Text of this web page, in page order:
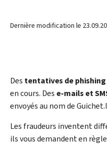
Dernière modification le
Des tentatives dephishing
en cours. Des e-mails et
envoyés au nom de
Les fraudeurs inventent
ils vous demandent en